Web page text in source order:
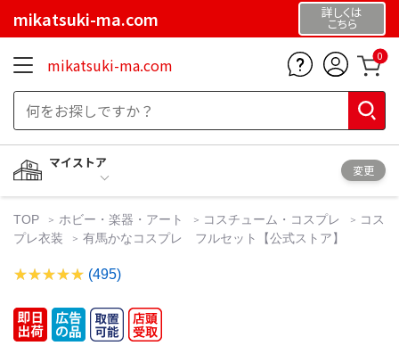
mikatsuki-ma.com 詳しくは
こちら
mikatsuki-ma.com 0
マイストア
変更
TOP ホビー・楽器・アート コスチューム・コスプレ
コス
プレ衣装
有馬かなコスプレ フルセット【公式ストア】
(495)